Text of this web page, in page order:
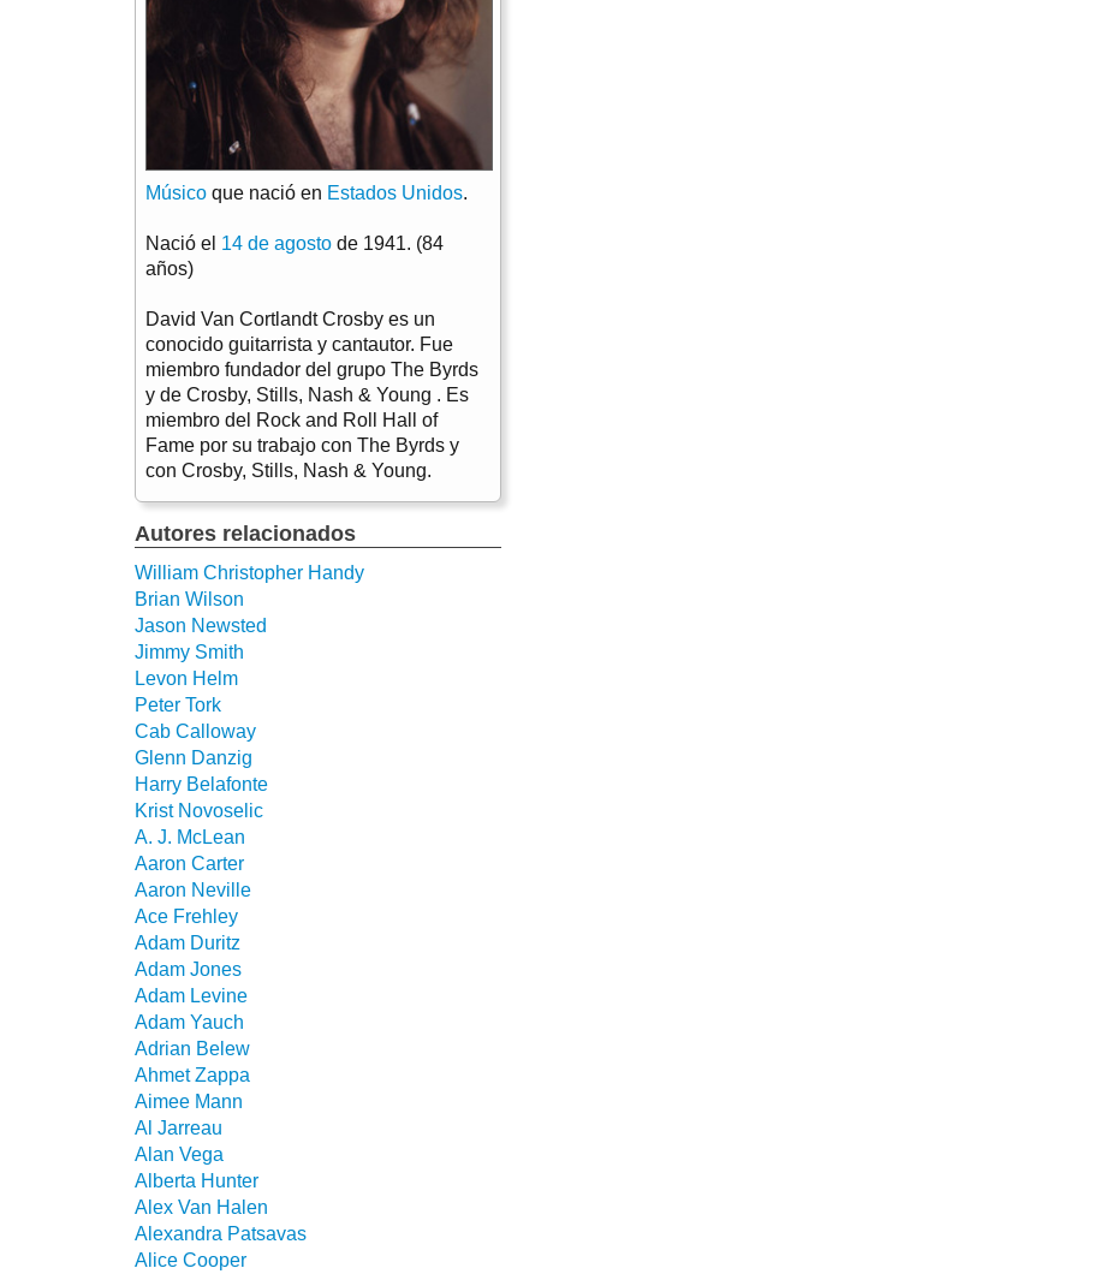
Músico que nació en Estados Unidos.
Nació el 14 de agosto de 1941. (84
años)
David Van Cortlandt Crosby es un
conocido guitarrista y cantautor. Fue
miembro fundador del grupo The Byrds
y de Crosby, Stills, Nash & Young . Es
miembro del Rock and Roll Hall of
Fame por su trabajo con The Byrds y
con Crosby, Stills, Nash & Young.
Autores relacionados
William Christopher Handy
Brian Wilson
Jason Newsted
Jimmy Smith
Levon Helm
Peter Tork
Cab Calloway
Glenn Danzig
Harry Belafonte
Krist Novoselic
A. J. McLean
Aaron Carter
Aaron Neville
Ace Frehley
Adam Duritz
Adam Jones
Adam Levine
Adam Yauch
Adrian Belew
Ahmet Zappa
Aimee Mann
Al Jarreau
Alan Vega
Alberta Hunter
Alex Van Halen
Alexandra Patsavas
Alice Cooper